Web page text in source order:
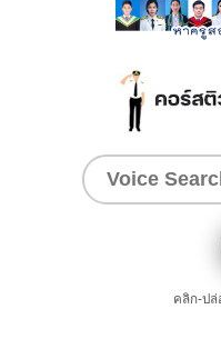
คลิก-ปล่